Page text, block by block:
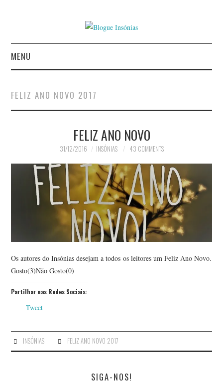
MENU
AUTORES
PRIVACIDADE
FELIZ ANO NOVO 2017
FELIZ ANO NOVO
31/12/2016 INSÓNIAS 43 COMMENTS
Os autores do Insónias desejam a todos os leitores um Feliz Ano Novo.
Gosto(3)Não Gosto(0)
Partilhar nas Redes Sociais:
Tweet
INSÓNIAS FELIZ ANO NOVO 2017
SIGA-NOS!